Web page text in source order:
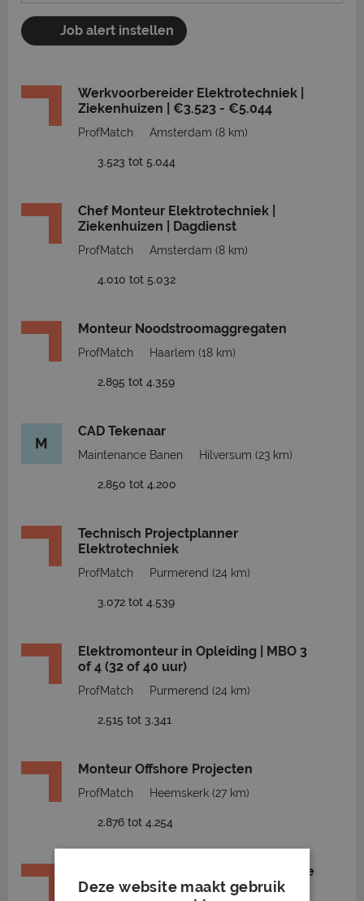
Job alert instellen
Werkvoorbereider Elektrotechniek |
Ziekenhuizen | €3.523 - €5.044
ProfMatch Amsterdam (8 km)
3.523 tot 5.044
Chef Monteur Elektrotechniek |
Ziekenhuizen | Dagdienst
ProfMatch Amsterdam (8 km)
4.010 tot 5.032
Monteur Noodstroomaggregaten
ProfMatch Haarlem (18 km)
2.895 tot 4.359
M
CAD Tekenaar
Maintenance Banen Hilversum (23 km)
2.850 tot 4.200
Technisch Projectplanner
Elektrotechniek
ProfMatch Purmerend (24 km)
3.072 tot 4.539
Elektromonteur in Opleiding | MBO 3
of 4 (32 of 40 uur)
ProfMatch Purmerend (24 km)
2.515 tot 3.341
Monteur Offshore Projecten
ProfMatch Heemskerk (27 km)
2.876 tot 4.254
Servicemonteur Werktuigbouwkunde
ProfMatch Heemskerk (27 km)
Deze website maakt gebruik